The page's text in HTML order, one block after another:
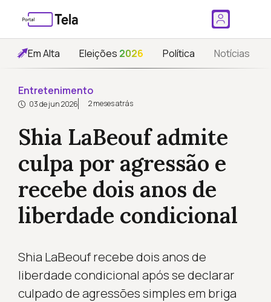
Em Alta Eleições 2026 Política Notícias
Entretenimento
03 de jun 2026 2 meses atrás
Shia LaBeouf admite
culpa por agressão e
recebe dois anos de
liberdade condicional
Shia LaBeouf recebe dois anos de
liberdade condicional após se declarar
culpado de agressões simples em briga